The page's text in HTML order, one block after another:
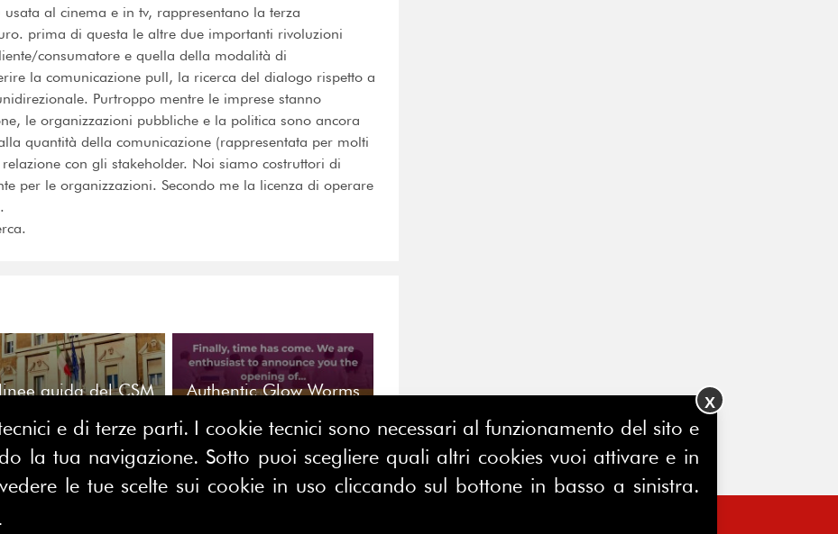
al cinema e in tv, rappresentano la terza
prima di questa le altre due importanti rivoluzioni
consumatore e quella della modalità di
la comunicazione pull, la ricerca del dialogo rispetto a
Purtroppo mentre le imprese stanno
le organizzazioni pubbliche e la politica sono ancora
quantità della comunicazione (rappresentata per molti
con gli stakeholder. Noi siamo costruttori di
per le organizzazioni. Secondo me la licenza di operare
guida del CSM
strategica per le
pubbliche e
istituzionali.
Authentic Glow Worms
mondo per ripensare le
relazioni pubbliche
e di terze parti. I cookie tecnici sono necessari al funzionamento del sito e
la tua navigazione. Sotto puoi scegliere quali altri cookies vuoi attivare e in
le tue scelte sui cookie in uso cliccando sul bottone in basso a sinistra.
X